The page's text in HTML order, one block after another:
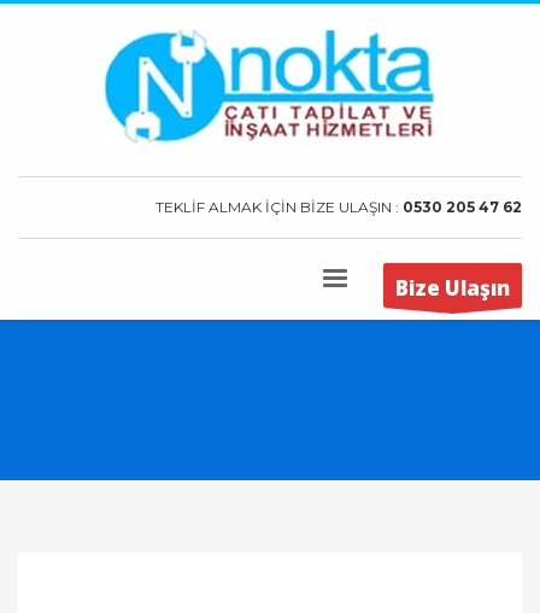
TEKLİF ALMAK İÇİN BİZE ULAŞIN : 0530 205 47 62
Bize Ulaşın